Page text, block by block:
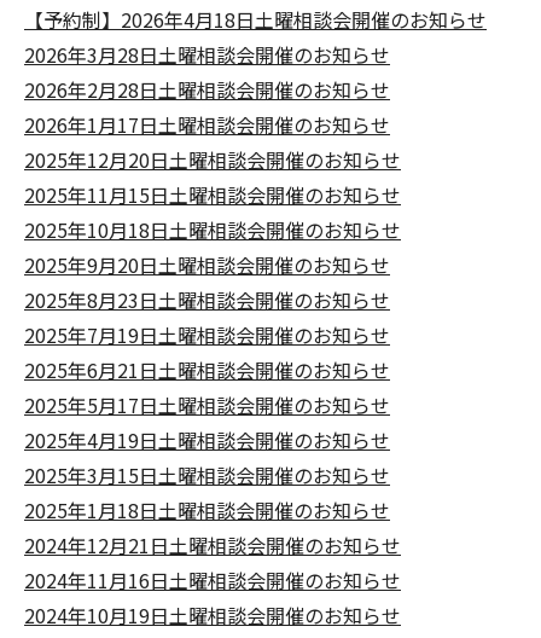
【予約制】2026年4月18日土曜相談会開催のお知らせ
2026年3月28日土曜相談会開催のお知らせ
2026年2月28日土曜相談会開催のお知らせ
2026年1月17日土曜相談会開催のお知らせ
2025年12月20日土曜相談会開催のお知らせ
2025年11月15日土曜相談会開催のお知らせ
2025年10月18日土曜相談会開催のお知らせ
2025年9月20日土曜相談会開催のお知らせ
2025年8月23日土曜相談会開催のお知らせ
2025年7月19日土曜相談会開催のお知らせ
2025年6月21日土曜相談会開催のお知らせ
2025年5月17日土曜相談会開催のお知らせ
2025年4月19日土曜相談会開催のお知らせ
2025年3月15日土曜相談会開催のお知らせ
2025年1月18日土曜相談会開催のお知らせ
2024年12月21日土曜相談会開催のお知らせ
2024年11月16日土曜相談会開催のお知らせ
2024年10月19日土曜相談会開催のお知らせ